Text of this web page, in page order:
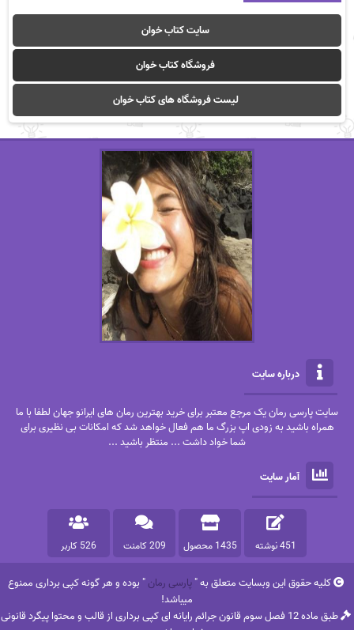
سایت کتاب خوان
فروشگاه کتاب خوان
لیست فروشگاه های کتاب خوان
درباره سایت
سایت پارسی رمان یک مرجع معتبر برای خرید بهترین رمان های ایرانو جهان لطفا با ما
همراه باشید به زودی اپ بزرگ ما هم فعال خواهد شد که امکانات بی نظیری برای
شما خواد داشت ... منتظر باشید ...
آمار سایت
451 نوشته 1435 محصول 209 کامنت 526 کاربر
کلیه حقوق این وبسایت متعلق به "پارسی رمان" بوده و هر گونه کپی برداری ممنوع
میباشد!
طبق ماده 12 فصل سوم قانون جرائم رایانه ای کپی برداری از قالب و محتوا پیگرد قانونی